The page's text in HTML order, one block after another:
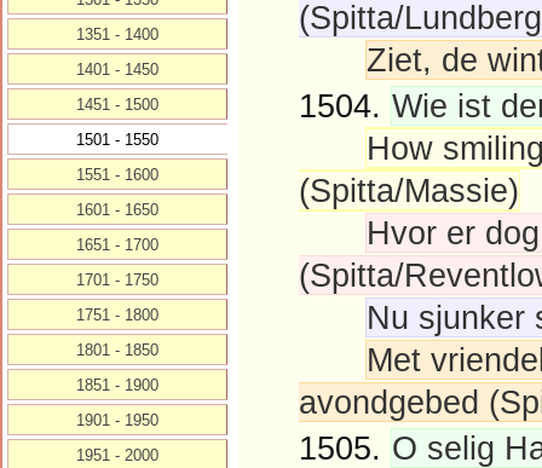
(Spitta/
Ziet, de
1504. Wie ist
How
(Spitta/Massie)
Hvor er
(Spitta/
Nu sjunker
Met
avondgebed
1505. O selig
1351 - 1400
1401 - 1450
1451 - 1500
1501 - 1550
1551 - 1600
1601 - 1650
1651 - 1700
1701 - 1750
1751 - 1800
1801 - 1850
1851 - 1900
1901 - 1950
1951 - 2000